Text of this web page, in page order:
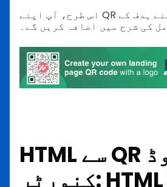
اس طرح، آپ اپنے QR کوڈ اور اپنے ہدف کے
کی شرح میں اضافہ کریں گے۔
HTML سے QR کوڈ
کنورٹر: HTML QR کوڈ